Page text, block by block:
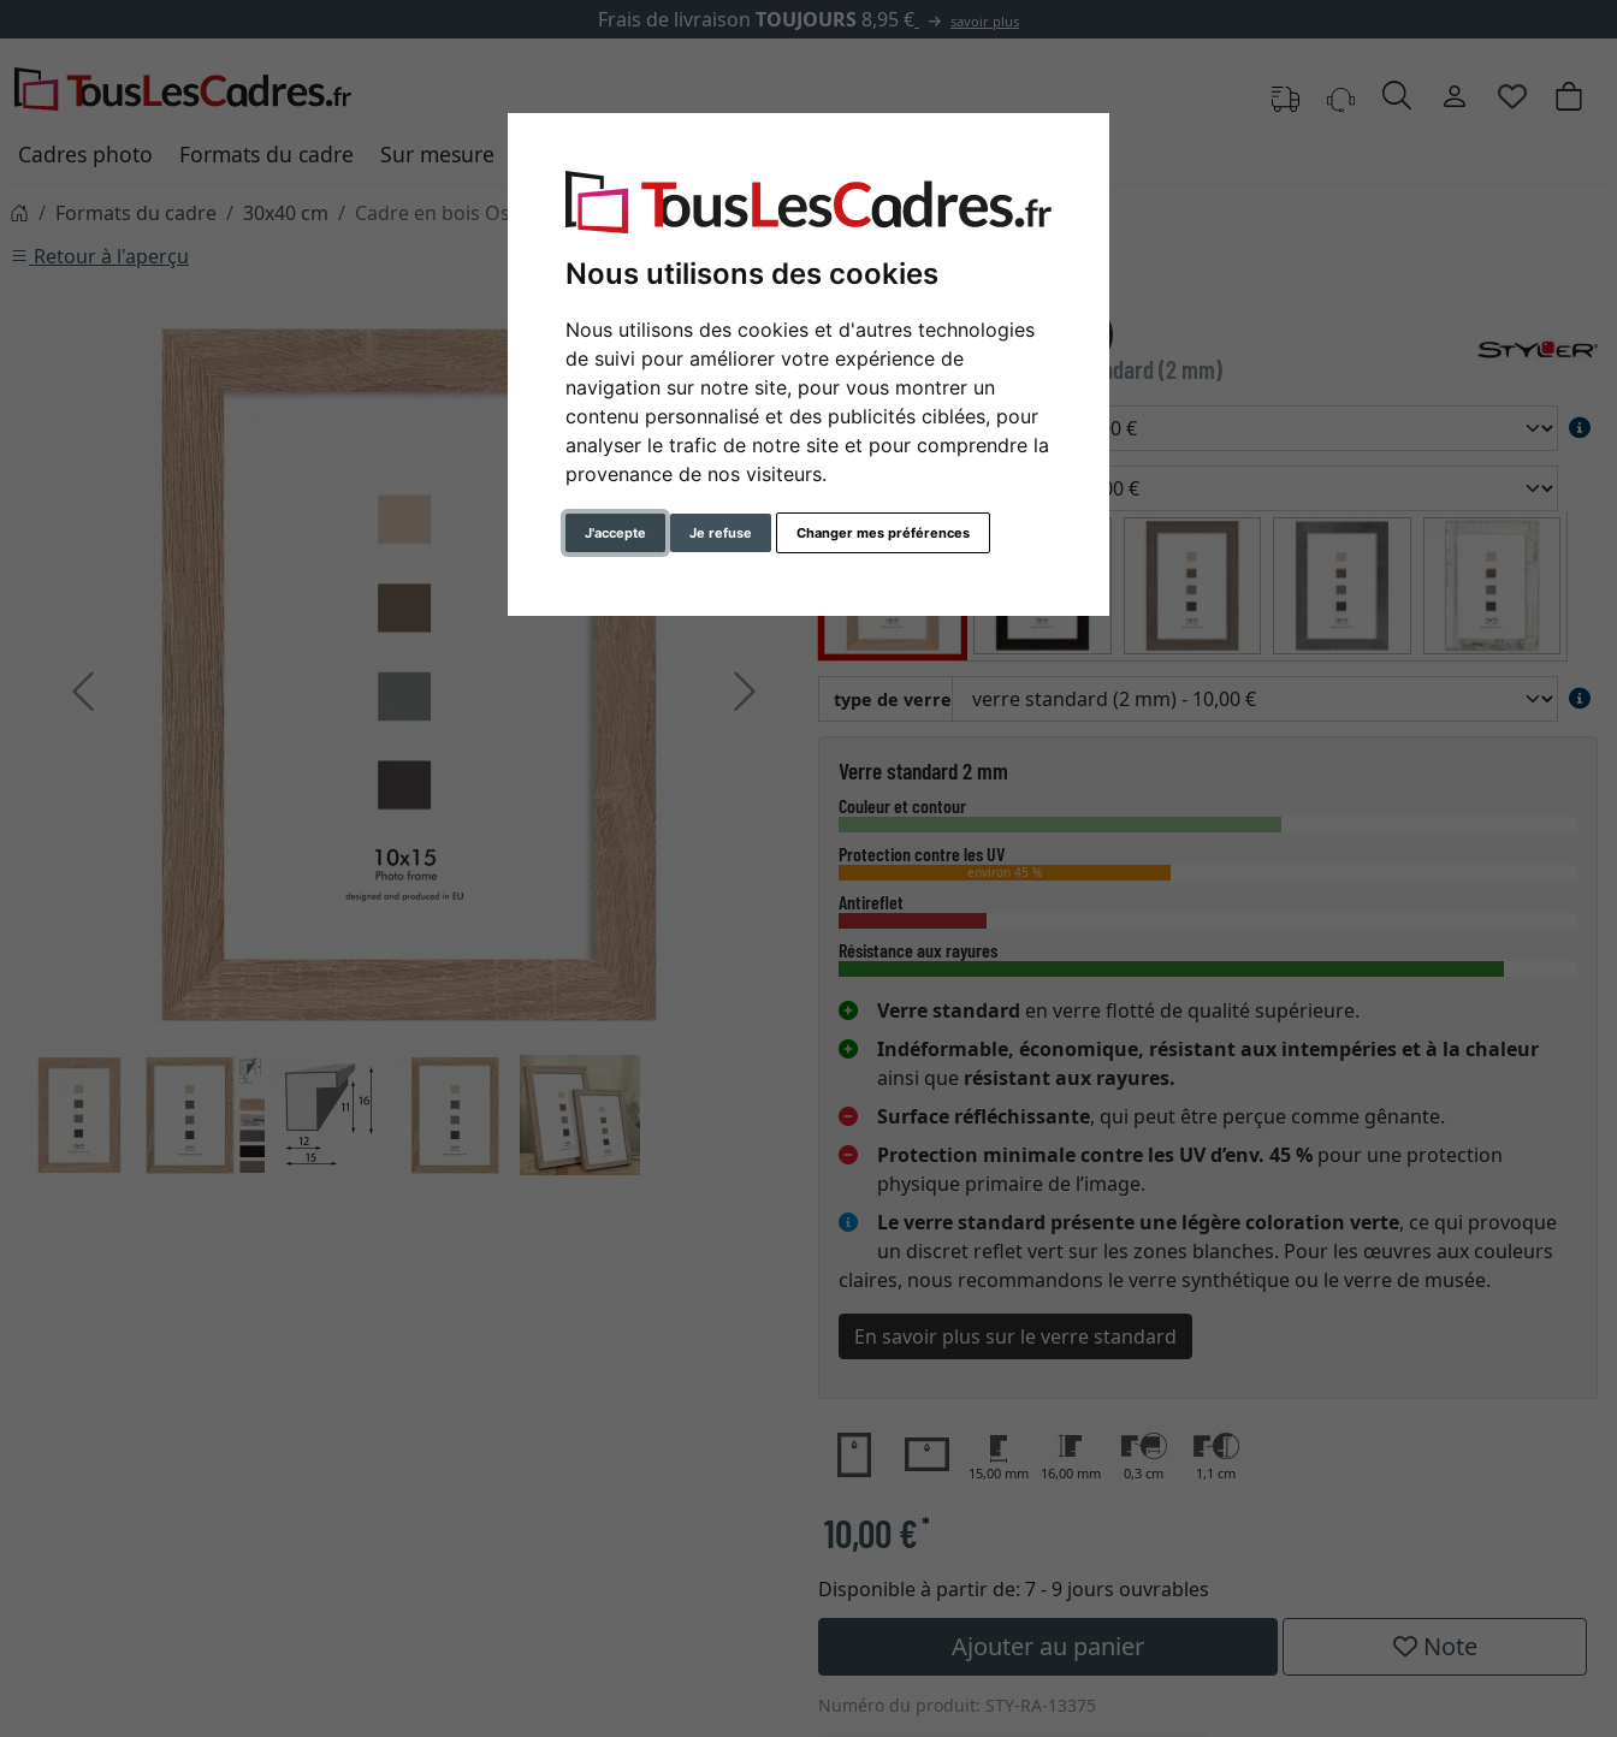
Nous utilisons des cookies
Nous utilisons des cookies et d'autres technologies
de suivi pour améliorer votre expérience de
navigation sur notre site, pour vous montrer un
contenu personnalisé et des publicités ciblées, pour
analyser le trafic de notre site et pour comprendre la
provenance de nos visiteurs.
J'accepte Je refuse Changer mes préférences
8,95 € savoir plus
Cadres photo Formats du cadre Sur mesure
Formats du cadre 30x40 cm
Cadre en bois Oslo (MDF)
Retour à l'aperçu
Retour Continuer
Cadre en bois Oslo (MDF)
30x40 cm | brun clair | verre standard (2 mm)
format
type de verre
Verre standard 2 mm
Couleur et contour
Protection contre les UV
environ 45 %
Antireflet
Résistance aux rayures
Verre standard en verre flotté de qualité supérieure.
Indéformable, économique, résistant aux intempéries et à la chaleur
ainsi que résistant aux rayures.
Surface réfléchissante, qui peut être perçue comme gênante.
Protection minimale contre les UV d’env. 45 % pour une protection
physique primaire de l’image.
Le verre standard présente une légère coloration verte, ce qui provoque
un discret reflet vert sur les zones blanches. Pour les œuvres aux couleurs
claires, nous recommandons le verre synthétique ou le verre de musée.
En savoir plus sur le verre standard
15,00 mm 16,00 mm 0,3 cm 1,1 cm
10,00 €*
Disponible à partir de: 7 - 9 jours ouvrables
Ajouter au panier Note
Numéro du produit: STY-RA-13375